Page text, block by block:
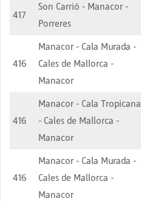
417
Son Carrió - Manacor -
Porreres
416
Manacor - Cala Murada -
Cales de Mallorca -
Manacor
416
Manacor - Cala Tropicana
- Cales de Mallorca -
Manacor
416
Manacor - Cala Murada -
Cales de Mallorca -
Manacor